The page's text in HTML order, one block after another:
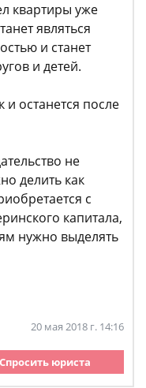
квартиры уже
являться
и станет
и детей.
и останется после
не
делить как
с
капитала,
нужно выделять
20 мая 2018 г. 14:16
Спросить юриста